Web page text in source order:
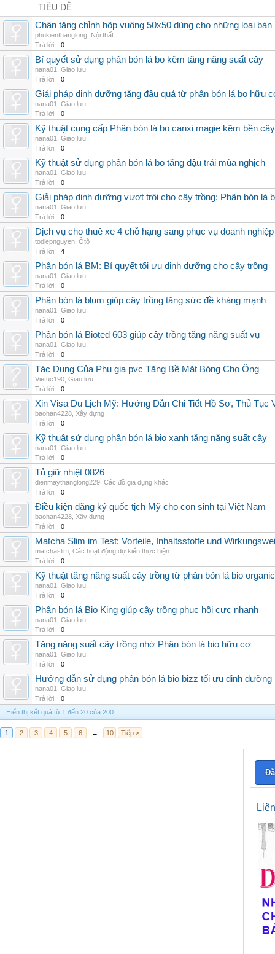
TIÊU ĐỀ
Chân tăng chỉnh hộp vuông 50x50 dùng cho những loại bàn
phukienthanglong Nội thất
Trả lời:
0
Bí quyết sử dụng phân bón lá bo kẽm tăng năng suất cây
nana01
Giao lưu
Trả lời:
0
Giải pháp dinh dưỡng tăng đậu quả từ phân bón lá bo hữu
nana01
Giao lưu
Trả lời:
0
Kỹ thuật cung cấp Phân bón lá bo canxi magie kẽm bền cây
nana01
Giao lưu
Trả lời:
0
Kỹ thuật sử dụng phân bón lá bo tăng đậu trái mùa nghịch
nana01
Giao lưu
Trả lời:
0
Giải pháp dinh dưỡng vượt trội cho cây trồng: Phân bón lá
nana01
Giao lưu
Trả lời:
0
Dịch vụ cho thuê xe 4 chỗ hạng sang phục vụ doanh
todiepnguyen Ôtô
Trả lời:
4
Phân bón lá BM: Bí quyết tối ưu dinh dưỡng cho cây trồng
nana01
Giao lưu
Trả lời:
0
Phân bón lá blum giúp cây trồng tăng sức đề kháng mạnh
nana01
Giao lưu
Trả lời:
0
Phân bón lá Bioted 603 giúp cây trồng tăng năng suất vụ
nana01
Giao lưu
Trả lời:
0
Tác Dụng Của Phụ gia pvc Tăng Bề Mặt Bóng Cho Ống
Vietuc190 Giao lưu
Trả lời:
0
Xin Visa Du Lịch Mỹ: Hướng Dẫn Chi Tiết Hồ Sơ, Thủ Tục
baohan4228 Xây dựng
Trả lời:
0
Kỹ thuật sử dụng phân bón lá bio xanh tăng năng suất cây
nana01
Giao lưu
Trả lời:
0
Tủ giữ nhiệt 0826
dienmaythanglong229 Các đồ gia dụng khác
Trả lời:
0
Điều kiện đăng ký quốc tịch Mỹ cho con sinh tại Việt Nam
baohan4228 Xây dựng
Trả lời:
0
Matcha Slim im Test: Vorteile, Inhaltsstoffe und
matchaslim Các hoạt động dự kiến thực hiện
Trả lời:
0
Kỹ thuật tăng năng suất cây trồng từ phân bón lá bio organic
nana01
Giao lưu
Trả lời:
0
Phân bón lá Bio King giúp cây trồng phục hồi cực nhanh
nana01
Giao lưu
Trả lời:
0
Tăng năng suất cây trồng nhờ Phân bón lá bio hữu cơ
nana01
Giao lưu
Trả lời:
0
Hướng dẫn sử dụng phân bón lá bio bizz tối ưu dinh dưỡng
nana01
Giao lưu
Trả lời:
0
Hiển thị kết quả từ 1 đến 20 của 200
1 2 3 4 5 6 → 10 Tiếp >